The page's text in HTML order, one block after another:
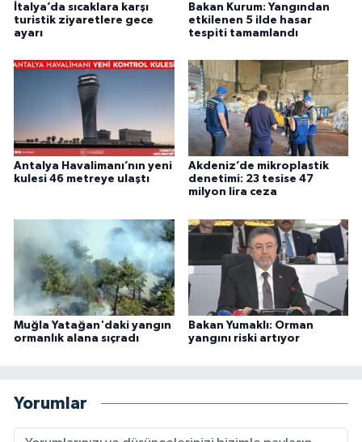
İtalya’da sıcaklara karşı
turistik ziyaretlere gece
ayarı
Bakan Kurum: Yangından
etkilenen 5 ilde hasar
tespiti tamamlandı
Antalya Havalimanı’nın yeni
kulesi 46 metreye ulaştı
Akdeniz’de mikroplastik
denetimi: 23 tesise 47
milyon lira ceza
Muğla Yatağan'daki yangın
ormanlık alana sıçradı
Bakan Yumaklı: Orman
yangını riski artıyor
Yorumlar